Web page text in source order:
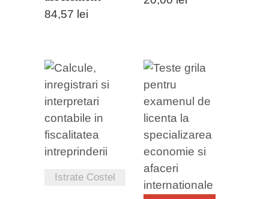
84,57 lei
Istrate Costel
VEZI
DETALII
VEZI
DETALII